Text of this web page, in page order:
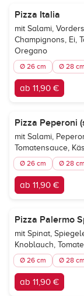
Pizza Italia
mit Salami,
Champignons, Ei,
Oregano
Ø 26 cm Ø 28 cm
ab 11,90 €
Pizza Peperoni
mit Salami,
Tomatensauce,
Ø 26 cm Ø 28 cm
ab 11,90 €
Pizza Palermo
mit Spinat,
Knoblauch,
Ø 26 cm Ø 28 cm
ab 11,90 €